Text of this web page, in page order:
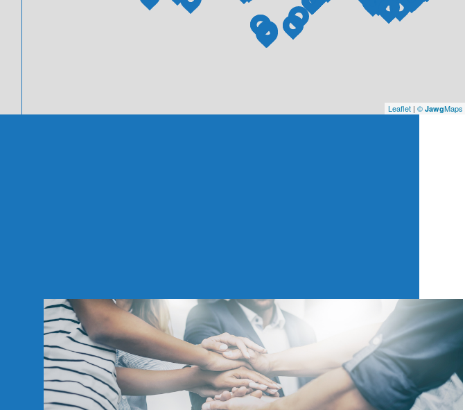
Leaflet |©JawgMaps